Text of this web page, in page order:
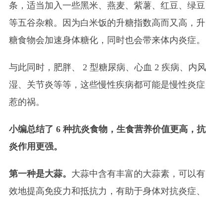
条，适当加入一些黑米、燕麦、紫薯、红豆、绿豆
等五谷杂粮。因为白米饭的升糖指数高而又高，升
糖食物会加速身体糖化，同时也会带来体内炎症。
与此同时，肥胖、 2 型糖尿病、心血 2 疾病、内风
湿、关节炎等等，这些慢性疾病都可能是慢性炎症
惹的祸。
小编总结了 6 种抗炎食物，生食营养价值更高，抗
炎作用更强。
第一种是大蒜。 大蒜中含有丰富的大蒜素，可以有
效地提高免疫力和抵抗力，有助于身体对抗炎症、